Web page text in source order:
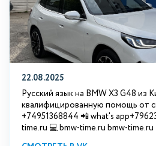
22.08.2025
Русский язык на BMW X3 G48 из
квалифицированную помощь от
+74951368844 📲 what's
time.ru 💻 bmw-time.ru bmw-time.ru